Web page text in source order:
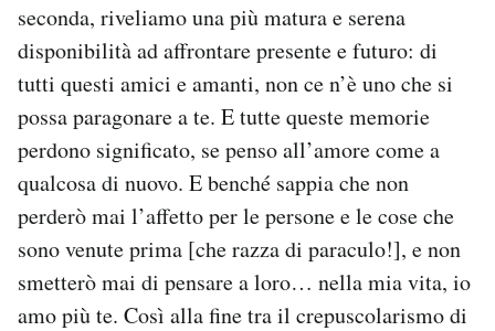
seconda, riveliamo una più matura e serena
disponibilità ad affrontare presente e futuro: di
tutti questi amici e amanti, non ce n’è uno che si
possa paragonare a te. E tutte queste memorie
perdono significato, se penso all’amore come a
qualcosa di nuovo. E benché sappia che non
perderò mai l’affetto per le persone e le cose che
sono venute prima [che razza di paraculo!], e non
smetterò mai di pensare a loro… nella mia vita, io
amo più te. Così alla fine tra il crepuscolarismo di